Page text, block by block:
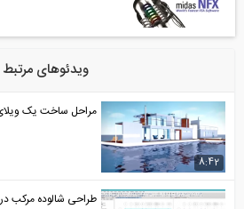
ویدئوهای مرتبط
مراحل ساخت یک ویلای شناور
طراحی شالوده مرکب در نرم افزار CSI SAFE...